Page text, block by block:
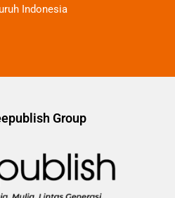
Indonesia
Group